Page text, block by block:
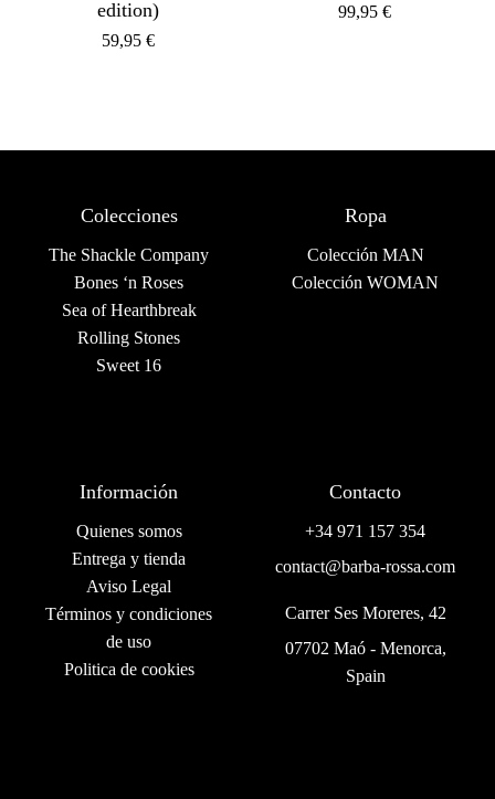
edition)
59,95€
99,95€
Colecciones
The Shackle Company
Bones ‘n Roses
Sea of Hearthbreak
Rolling Stones
Sweet 16
Ropa
Colección MAN
Colección WOMAN
Información
Quienes somos
Entrega y tienda
Aviso Legal
Términos y condiciones
de uso
Politica de cookies
Contacto
+34 971 157 354
contact@barba-rossa.com
Carrer Ses Moreres, 42
07702 Maó - Menorca,
Spain